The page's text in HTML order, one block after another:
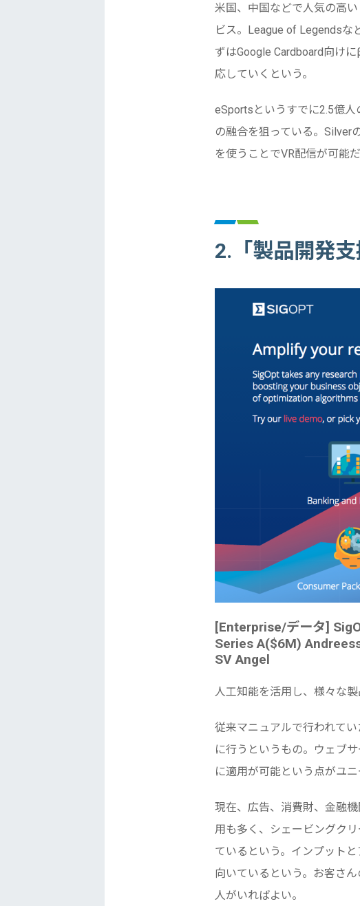
米国、中国などで人気の高
ビス。League of Legendsな
ずはGoogle Cardboard向け
応していくという。
eSportsというすでに2.5億
の融合を狙っている。Silver
を使うことでVR配信が可能
2.「製品開発支
[Enterprise/データ]
Series A($6M)
SV Angel
人工知能を活用し、様々な
従来マニュアルで行われて
に行うというもの。ウェブ
に適用が可能という点がユニ
現在、広告、消費財、金融
用も多く、シェービングク
ているという。インプット
向いているという。お客さ
人がいればよい。